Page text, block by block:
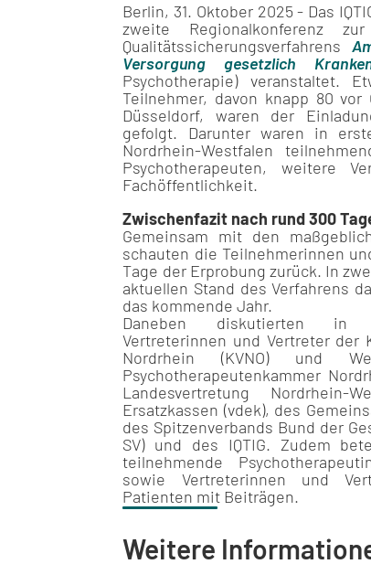
Berlin, 31. Oktober 2025 - Das
zweite Regionalkonferenz
Qualitätssicherungsverfahrens
Versorgung gesetzlich
Psychotherapie) veranstaltet.
Teilnehmer, davon knapp 80
Düsseldorf, waren der
gefolgt. Darunter waren in
Nordrhein-Westfalen
Psychotherapeuten, weitere
Fachöffentlichkeit.
Zwischenfazit nach rund 300
Gemeinsam mit den
schauten die Teilnehmerinnen
Tage der Erprobung zurück. In
aktuellen Stand des Verfahrens
das kommende Jahr.
Daneben diskutierten in
Vertreterinnen und Vertreter der
Nordrhein (KVNO) und
Psychotherapeutenkammer
Landesvertretung
Ersatzkassen (vdek), des
des Spitzenverbands Bund der
SV) und des IQTIG. Zudem
teilnehmende
sowie Vertreterinnen und
Patienten mit Beiträgen.
Weitere